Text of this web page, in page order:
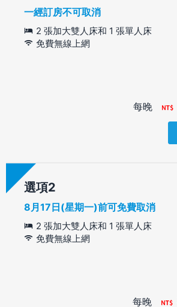
一經訂房不可取消
2 張加大雙人床和 1 張單人床
免費無線上網
每晚
選項
8月17日(星期一)前可免費取消
2 張加大雙人床和 1 張單人床
免費無線上網
每晚